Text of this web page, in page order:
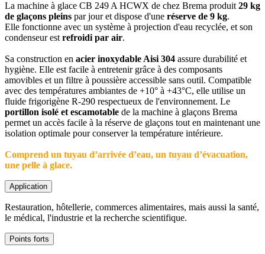
La machine à glace CB 249 A HCWX de chez Brema produit 29 kg
de glaçons pleins par jour et dispose d'une réserve de 9 kg.
Elle fonctionne avec un système à projection d'eau recyclée, et son
condenseur est refroidi par air.
Sa construction en acier inoxydable Aisi 304 assure durabilité et
hygiène. Elle est facile à entretenir grâce à des composants
amovibles et un filtre à poussière accessible sans outil. Compatible
avec des températures ambiantes de +10° à +43°C, elle utilise un
fluide frigorigène R-290 respectueux de l'environnement. Le
portillon isolé et escamotable de la machine à glaçons Brema
permet un accès facile à la réserve de glaçons tout en maintenant une
isolation optimale pour conserver la température intérieure.
Comprend un tuyau d’arrivée d’eau, un tuyau d’évacuation,
une pelle à glace.
Application
Restauration, hôtellerie, commerces alimentaires, mais aussi la santé,
le médical, l'industrie et la recherche scientifique.
Points forts